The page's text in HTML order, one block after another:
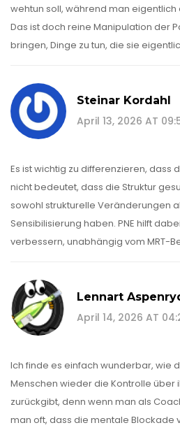
wehtun soll, während man eigentlich
Das ist doch reine Manipulation der
bringen, Dinge zu tun, die sie
Steinar Kordahl
April 13, 2026 AT
Es ist wichtig zu differenzieren, dass
nicht bedeutet, dass die Struktur
sowohl strukturelle Veränderungen
Sensibilisierung haben. PNE hilft
verbessern, unabhängig vom MRT-
Lennart
April 14, 2026 AT
Ich finde es einfach wunderbar, wie
Menschen wieder die Kontrolle über
zurückgibt, denn wenn man als
man oft, dass die mentale Blockade